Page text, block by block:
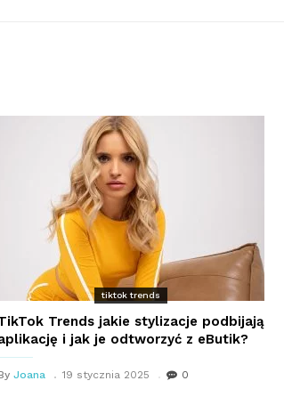
tiktok trends
Trends jakie stylizacje podbijają
i jak je odtworzyć z eButik?
Joana 19 stycznia 2025 0